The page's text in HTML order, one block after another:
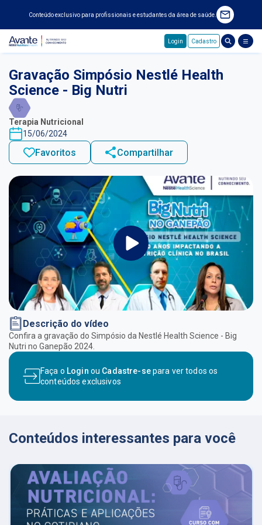
Conteúdo exclusivo para profissionais e estudantes da área de saúde.
Login Cadastro
Gravação Simpósio Nestlé Health
Science - Big Nutri
Terapia Nutricional
15/06/2024
Favoritos Compartilhar
Descrição do vídeo
Confira a gravação do Simpósio da Nestlé Health Science - Big
Nutri no Ganepão 2024.
Faça o Login ou Cadastre-separa ver todos os
conteúdos exclusivos
Conteúdos interessantes para você